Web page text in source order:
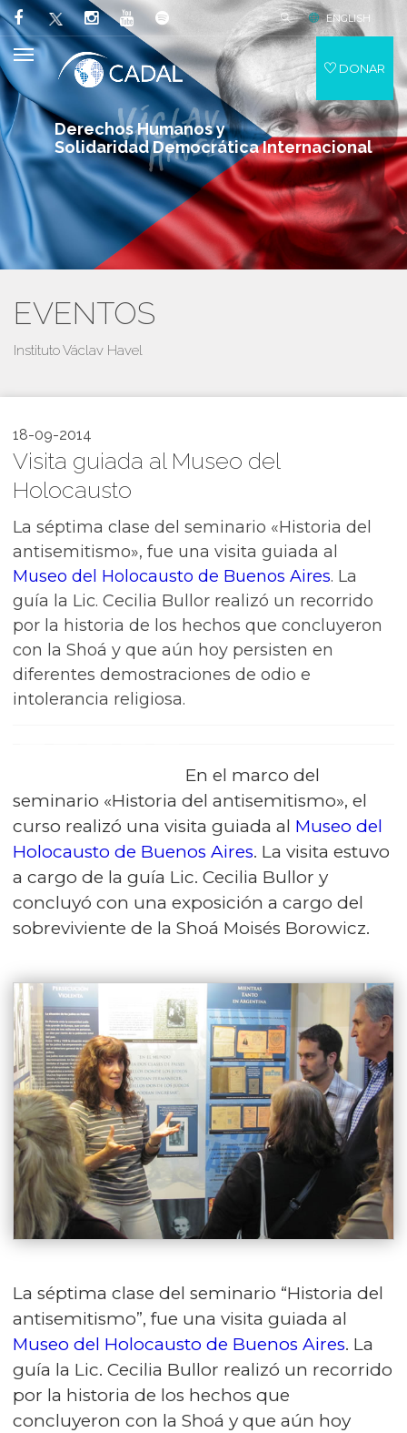
Derechos Humanos y
Solidaridad Democrática Internacional
ENGLISH
DONAR
EVENTOS
Instituto Václav Havel
18-09-2014
Visita guiada al Museo del
Holocausto
La séptima clase del seminario «Historia del
antisemitismo», fue una visita guiada al
Museo del Holocausto de Buenos Aires. La
guía la Lic. Cecilia Bullor realizó un recorrido
por la historia de los hechos que concluyeron
con la Shoá y que aún hoy persisten en
diferentes demostraciones de odio e
intolerancia religiosa.
En el marco del
seminario «Historia del antisemitismo», el
curso realizó una visita guiada al Museo del
Holocausto de Buenos Aires. La visita estuvo
a cargo de la guía Lic. Cecilia Bullor y
concluyó con una exposición a cargo del
sobreviviente de la Shoá Moisés Borowicz.
La séptima clase del seminario “Historia del
antisemitismo”, fue una visita guiada al
Museo del Holocausto de Buenos Aires. La
guía la Lic. Cecilia Bullor realizó un recorrido
por la historia de los hechos que
concluyeron con la Shoá y que aún hoy